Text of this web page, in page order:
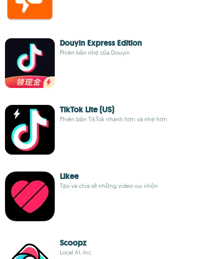
Douyin Express Edition
Phiên bản nhẹ của Douyin
TikTok Lite (US)
Phiên bản TikTok nhanh hơn và nhẹ hơn
Likee
Tạo và chia sẻ những video vui nhộn
Scoopz
Local AI, Inc.